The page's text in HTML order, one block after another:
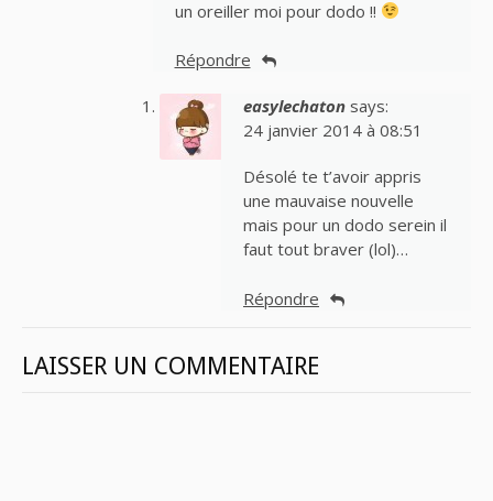
un oreiller moi pour dodo !!
Répondre
easylechaton says:
24 janvier 2014 à 08:51
Désolé te t’avoir appris
une mauvaise nouvelle
mais pour un dodo serein il
faut tout braver (lol)…
Répondre
LAISSER UN COMMENTAIRE